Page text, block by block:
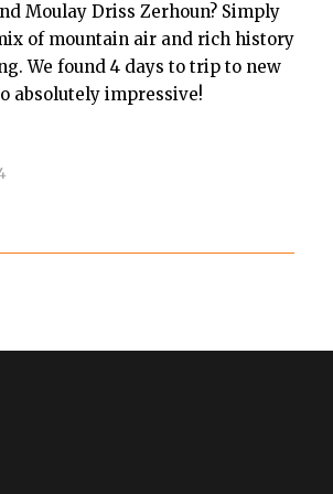
Moulay Driss Zerhoun? Simply
of mountain air and rich history
We found 4 days to trip to new
absolutely impressive!